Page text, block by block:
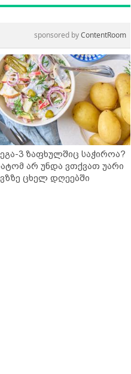
sponsored byContentRoom
3 ზაფხულშიც საჭიროა?
არ უნდა ვთქვათ უარი
ცხელ დღეებში